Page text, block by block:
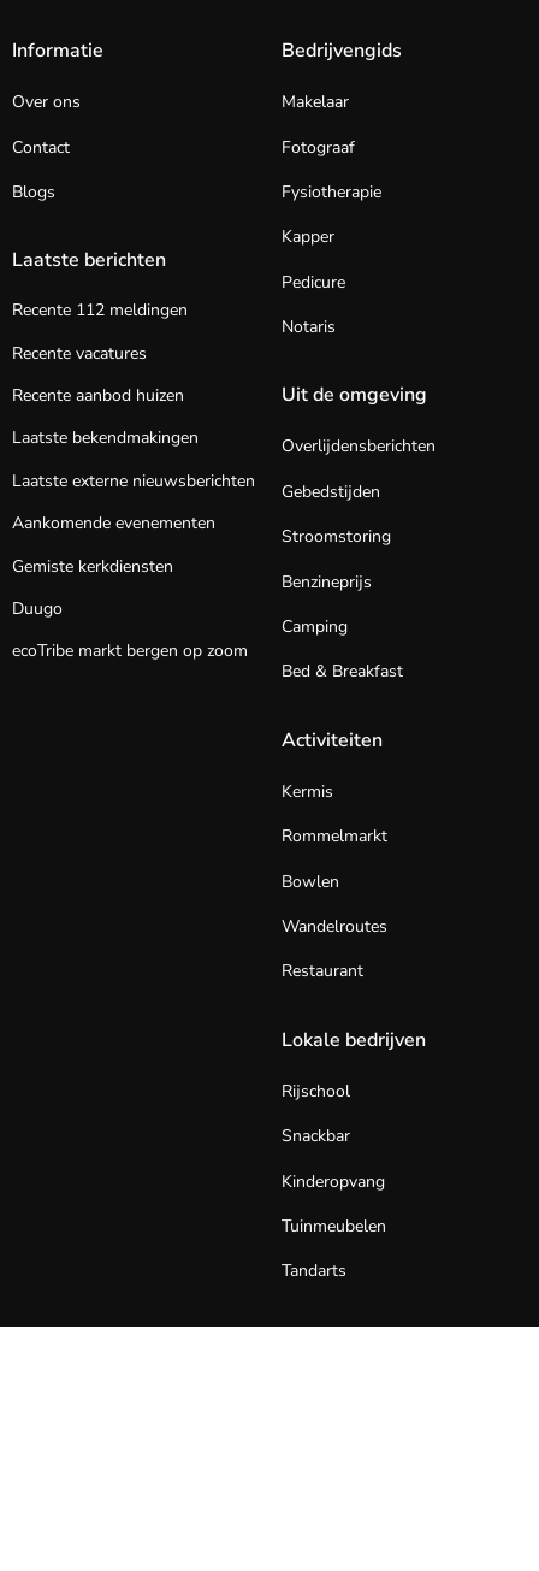
Informatie
Over ons
Contact
Blogs
Laatste berichten
Recente 112 meldingen
Recente vacatures
Recente aanbod huizen
Laatste bekendmakingen
Laatste externe nieuwsberichten
Aankomende evenementen
Gemiste kerkdiensten
Duugo
ecoTribe markt bergen op zoom
Bedrijvengids
Makelaar
Fotograaf
Fysiotherapie
Kapper
Pedicure
Notaris
Uit de omgeving
Overlijdensberichten
Gebedstijden
Stroomstoring
Benzineprijs
Camping
Bed & Breakfast
Activiteiten
Kermis
Rommelmarkt
Bowlen
Wandelroutes
Restaurant
Lokale bedrijven
Rijschool
Snackbar
Kinderopvang
Tuinmeubelen
Tandarts